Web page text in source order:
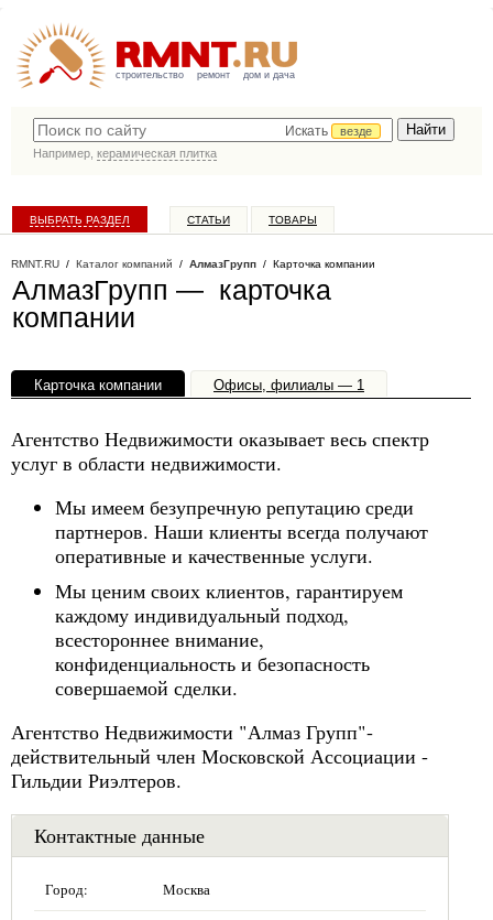
строительство ремонт дом и дача
Искать
везде
Например, керамическая плитка
ВЫБРАТЬ РАЗДЕЛ СТАТЬИ ТОВАРЫ
RMNT.RU / Каталог компаний / АлмазГрупп / Карточка компании
АлмазГрупп — карточка
компании
Карточка компании Офисы, филиалы — 1
Агентство Недвижимости оказывает весь спектр
услуг в области недвижимости.
Мы имеем безупречную репутацию среди
партнеров. Наши клиенты всегда получают
оперативные и качественные услуги.
Мы ценим своих клиентов, гарантируем
каждому индивидуальный подход,
всестороннее внимание,
конфиденциальность и безопасность
совершаемой сделки.
Агентство Недвижимости "Алмаз Групп"-
действительный член Московской Ассоциации -
Гильдии Риэлтеров.
Контактные данные
Город: Москва